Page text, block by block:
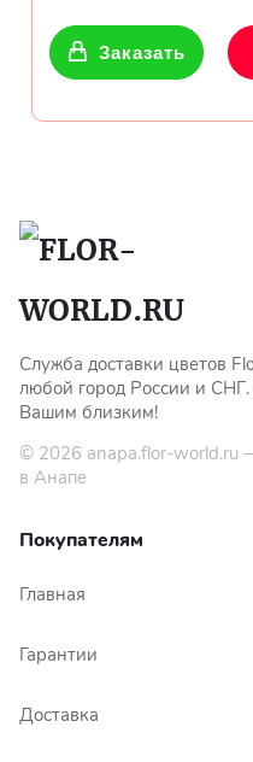
Заказать
Служба доставки цветов
любой город России и
Вашим близким!
© 2026 anapa.flor-world.ru
в Анапе
Покупателям
Главная
Гарантии
Доставка